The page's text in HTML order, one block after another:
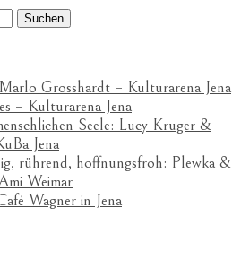
Grosshardt – Kulturarena Jena
– Kulturarena Jena
Seele: Lucy Kruger &
Jena
rührend, hoffnungsfroh: Plewka &
Weimar
Wagner in Jena